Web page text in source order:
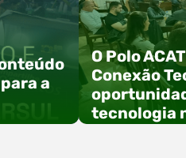
a
O Polo
Conexão
tecnologia